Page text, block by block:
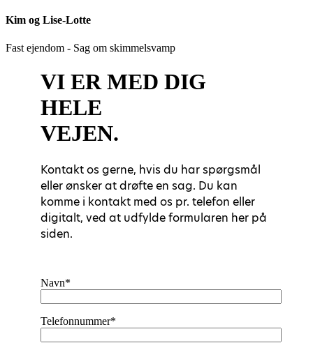
Kim og Lise-Lotte
Fast ejendom - Sag om skimmelsvamp
VI ER MED DIG
HELE
VEJEN.
Kontakt os gerne, hvis du har spørgsmål
eller ønsker at drøfte en sag. Du kan
komme i kontakt med os pr. telefon eller
digitalt, ved at udfylde formularen her på
siden.
Navn*
Telefonnummer*